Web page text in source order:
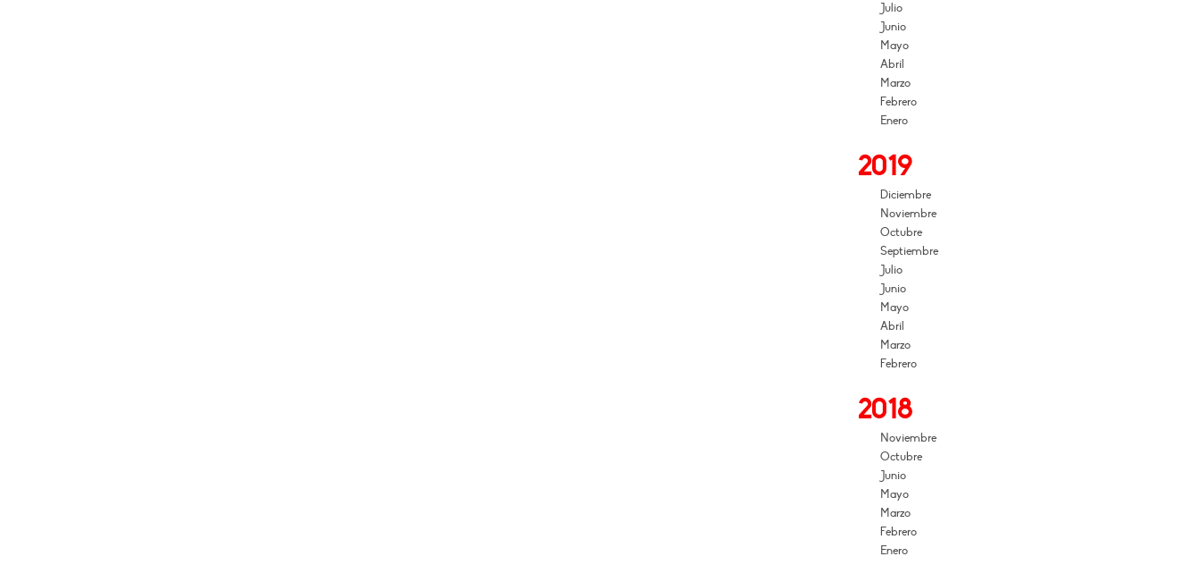
Julio
Junio
Mayo
Abril
Marzo
Febrero
Enero
2019
Diciembre
Noviembre
Octubre
Septiembre
Julio
Junio
Mayo
Abril
Marzo
Febrero
2018
Noviembre
Octubre
Junio
Mayo
Marzo
Febrero
Enero